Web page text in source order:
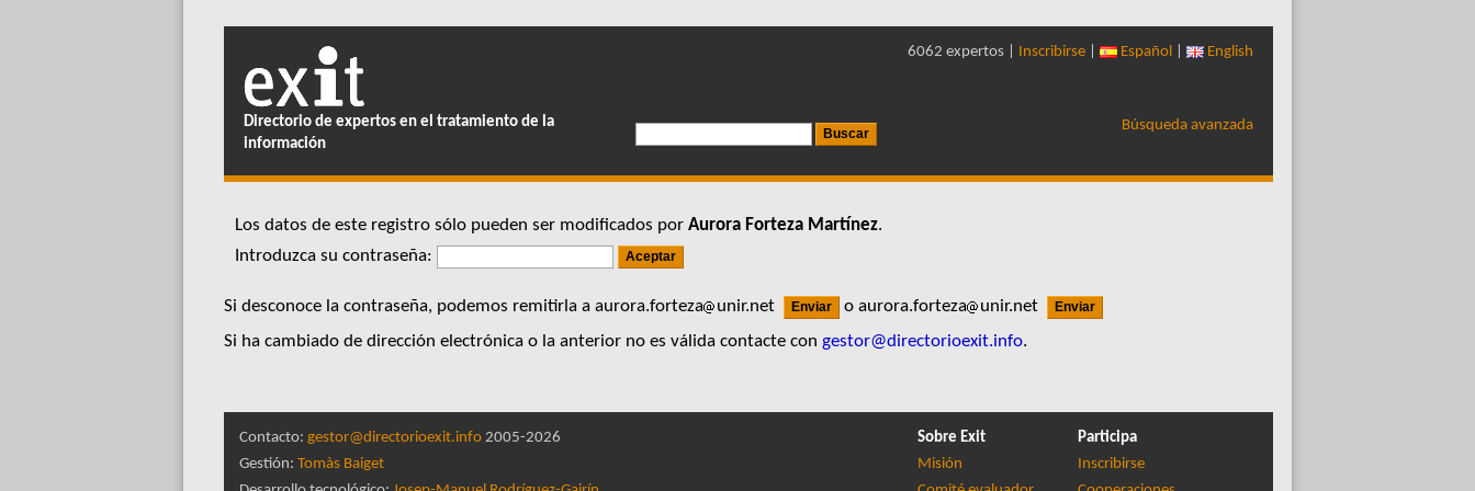
Directorio de expertos en el tratamiento de la
información
6062 expertos | Inscribirse Español English
Búsqueda avanzada
Los datos de este registro sólo pueden ser modificados por Aurora Forteza Martínez.
Introduzca su contraseña:
Si desconoce la contraseña, podemos remitirla a aurora.forteza unir.net o aurora.forteza
unir.net
Si ha cambiado de dirección electrónica o la anterior no es válida contacte con gestor@directorioexit.info.
Contacto: gestor@directorioexit.info 2005-2026
Gestión: Tomàs Baiget
Sobre Exit
Misión
Participa
Inscribirse